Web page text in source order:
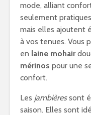
mode, alliant
seulement
mais elles ajoutent
à vos tenues. Vous
en laine mohair
mérinos pour une
confort.
Les jambièressont
saison. Elles sont